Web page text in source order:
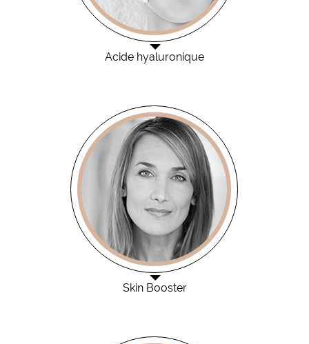
Acide hyaluronique
Skin Booster